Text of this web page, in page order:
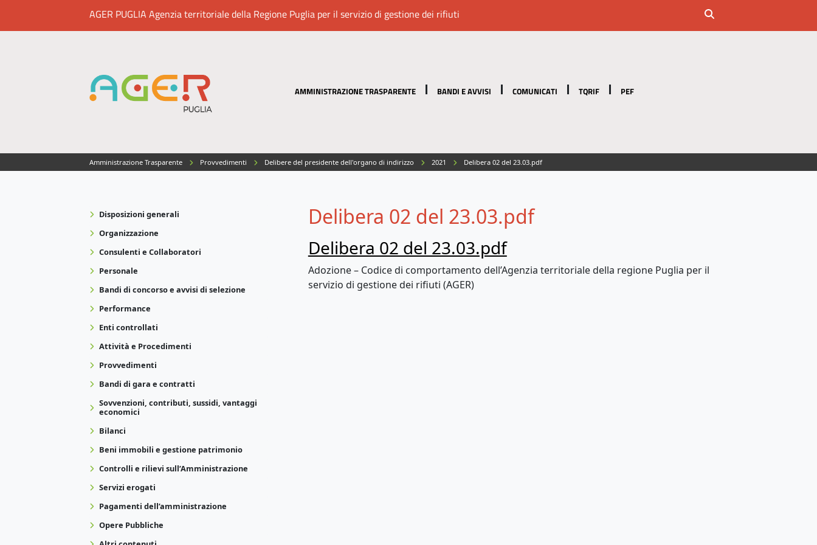
AGER PUGLIA Agenzia territoriale della Regione Puglia per il servizio di gestione dei rifiuti
AMMINISTRAZIONE TRASPARENTE BANDI E AVVISI COMUNICATI TQRIF PEF
Amministrazione Trasparente Provvedimenti Delibere del presidente dell'organo di indirizzo 2021 Delibera 02 del 23.03.pdf
Disposizioni generali
Organizzazione
Consulenti e Collaboratori
Personale
Bandi di concorso e avvisi di selezione
Performance
Enti controllati
Attività e Procedimenti
Provvedimenti
Bandi di gara e contratti
Sovvenzioni, contributi, sussidi, vantaggi
economici
Bilanci
Beni immobili e gestione patrimonio
Controlli e rilievi sull’Amministrazione
Servizi erogati
Pagamenti dell’amministrazione
Opere Pubbliche
Delibera 02 del 23.03.pdf
Delibera 02 del 23.03.pdf
Adozione – Codice di comportamento dell’Agenzia territoriale della regione Puglia per il
servizio di gestione dei rifiuti (AGER)